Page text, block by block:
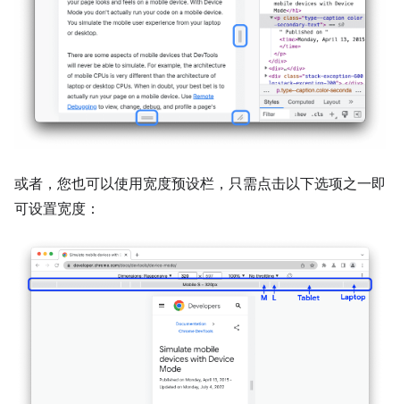
或者，您也可以使用宽度预设栏，只需点击以下选项之一即
可设置宽度：